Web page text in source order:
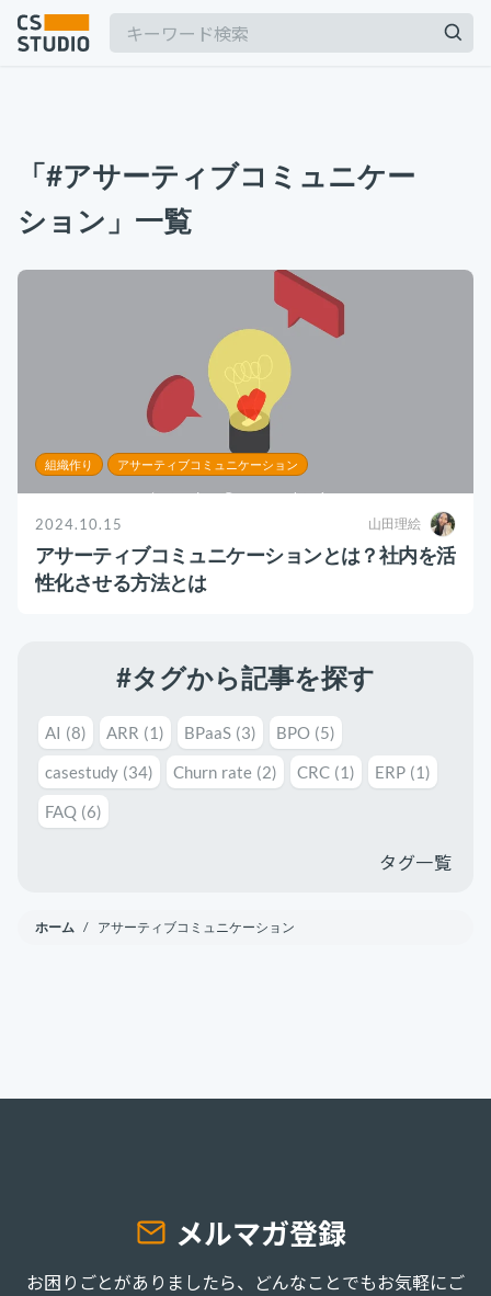
サービス
コンサル・トレーニング
コンサルティング
ブートキャンプ
CS人材育成プログラム
運用代行・人材派遣
カスタマーサクセス人材派遣・常駐
カスタマーサクセスBPO
BPaaS​
多言語カスタマーサポート対応
CSツール導入・運用支援
ツール選定・運用支援
Zendesk導入支援
ユーザーインタビュー
セミナー
相談する
ル作成やタスク管理のテクニックを紹介
カスタマーサポート
BPaaSに取り組む注目企業一覧（2025年版）
2024.11.07
サボタージュマニュアルとは？組織の内部崩壊
に関するバイブル
組織作り
数の落とし穴 ～集計作業を効率化する4つの
関数と、見落としがちな注意点～
カスタマーサポート
2025.08.19
カスタマーサクセス 顧客満足度
「#アサーティブコミュニケー
ション」一覧
組織作り アサーティブコミュニケーション
2024.10.15 山田理絵
アサーティブコミュニケーションとは？社内を活
性化させる方法とは
#タグから記事を探す
AI (8) ARR (1) BPaaS (3) BPO (5)
casestudy (34) Churn rate (2) CRC (1) ERP (1)
FAQ (6)
タグ一覧
ホーム / アサーティブコミュニケーション
メルマガ登録
お困りごとがありましたら、どんなことでもお気軽にご